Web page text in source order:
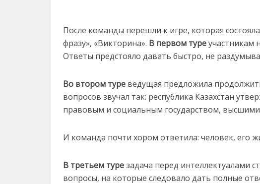
После команды перешли к игре, которая
фразу», «Викторина». В первом туреучастникам
Ответы предстояло давать быстро, не
Во втором туре ведущая предложила
вопросов звучал так: республика Казахстан
правовым и социальным государством,
И команда почти хором ответила: человек, его
В третьем турезадача перед интеллектуалами
вопросы, на которые следовало дать полные